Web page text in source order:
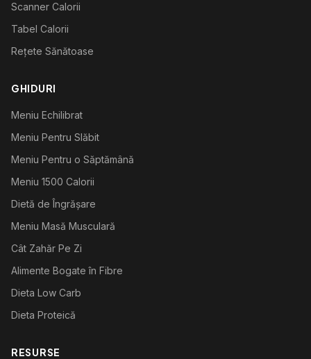
Scanner Calorii
Tabel Calorii
Rețete Sănătoase
GHIDURI
Meniu Echilibrat
Meniu Pentru Slăbit
Meniu Pentru o Săptămână
Meniu 1500 Calorii
Dietă de Îngrășare
Meniu Masă Musculară
Cât Zahăr Pe Zi
Alimente Bogate în Fibre
Dieta Low Carb
Dieta Proteică
RESURSE